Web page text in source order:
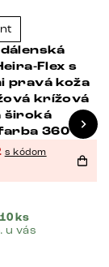
Flex s
pravá koža
krížová
široká
360°
s kódom
ks
u vás